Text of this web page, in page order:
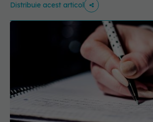
Distribuie acest articol